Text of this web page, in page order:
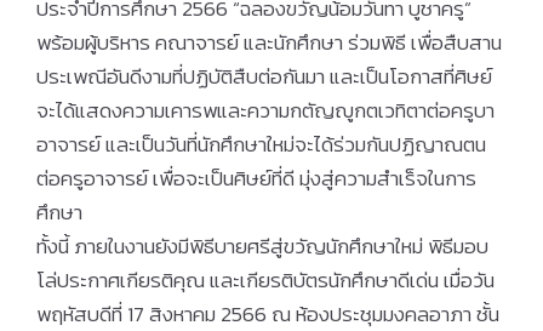
ประจำปีการศึกษา 2566 “ฉลองขวัญน้อมวันทา บูชาครู”
พร้อมผู้บริหาร คณาจารย์ และนักศึกษา ร่วมพิธี เพื่อสืบสาน
ประเพณีอันดีงามที่ปฏิบัติสืบต่อกันมา และเป็นโอกาสที่ศิษย์
จะได้แสดงความเคารพและความกตัญญูกตเวทิตาต่อครูบา
อาจารย์ และเป็นวันที่นักศึกษาใหม่จะได้ร่วมกันปฏิญาณตน
ต่อครูอาจารย์ เพื่อจะเป็นศิษย์ที่ดี มุ่งสู่ความสำเร็จในการ
ศึกษา
ทั้งนี้ ภายในงานยังมีพิธีบายศรีสู่ขวัญนักศึกษาใหม่ พิธีมอบ
โล่ประกาศเกียรติคุณ และเกียรติบัตรนักศึกษาดีเด่น เมื่อวัน
พฤหัสบดีที่ 17 สิงหาคม 2566 ณ ห้องประชุมมงคลอาภา ชั้น